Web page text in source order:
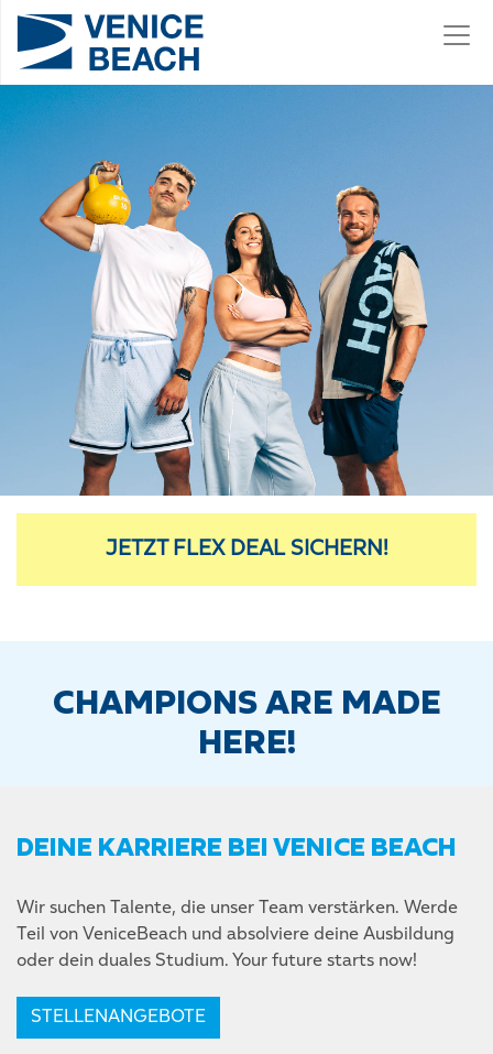
JETZT FLEX DEAL SICHERN!
CHAMPIONS ARE MADE
HERE!
DEINE KARRIERE BEI VENICE BEACH
Wir suchen Talente, die unser Team verstärken. Werde
Teil von VeniceBeach und absolviere deine Ausbildung
oder dein duales Studium. Your future starts now!
STELLENANGEBOTE